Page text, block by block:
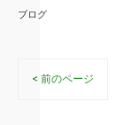
ブログ
< 前のページ